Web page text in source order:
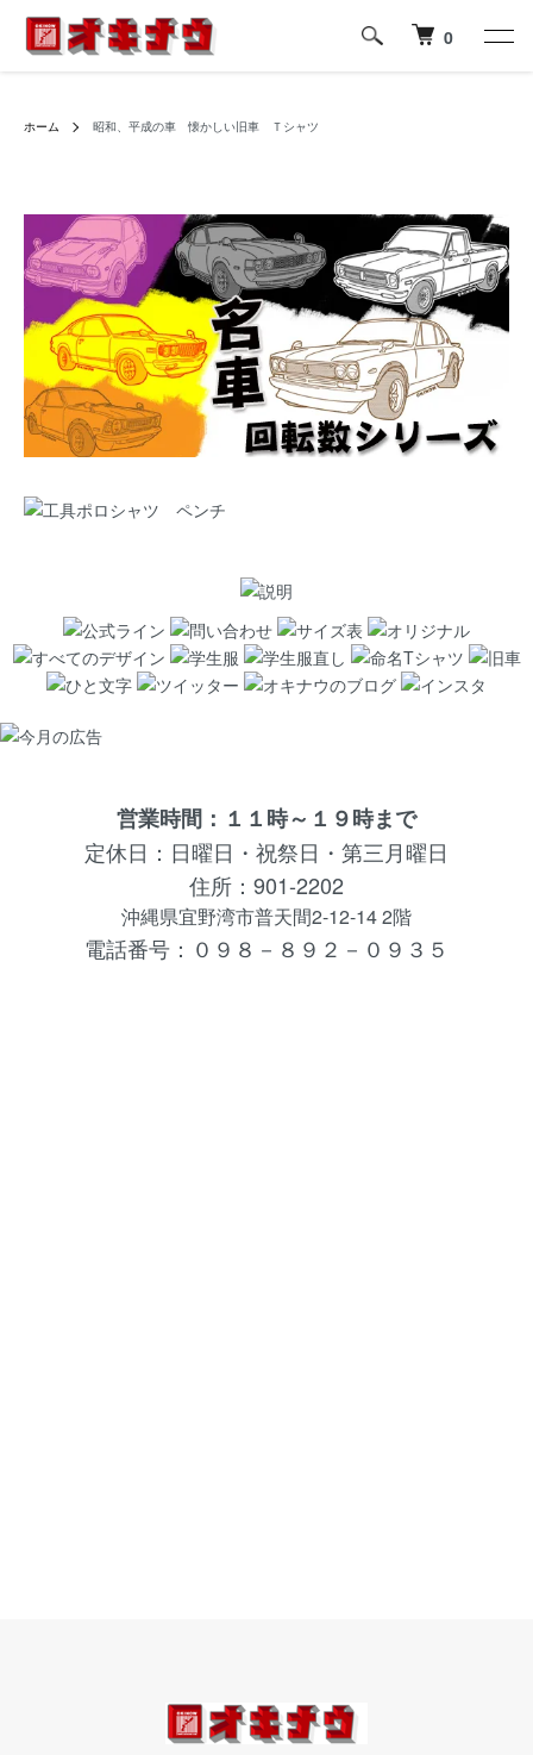
0
ホーム 昭和、平成の車 懐かしい旧車 Ｔシャツ
営業時間：１１時～１９時まで
定休日：日曜日・祝祭日・第三月曜日
住所：901-2202
沖縄県宜野湾市普天間2-12-14 2階
電話番号：０９８－８９２－０９３５